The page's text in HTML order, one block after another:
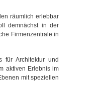
räumlich erlebbar
demnächst in der
Firmenzentrale in
für Architektur und
aktiven Erlebnis im
mit speziellen